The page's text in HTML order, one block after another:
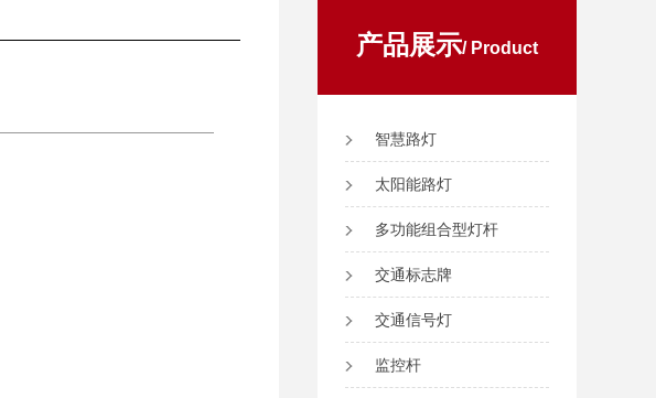
产品展示/ Product
智慧路灯
太阳能路灯
多功能组合型灯杆
交通标志牌
交通信号灯
监控杆